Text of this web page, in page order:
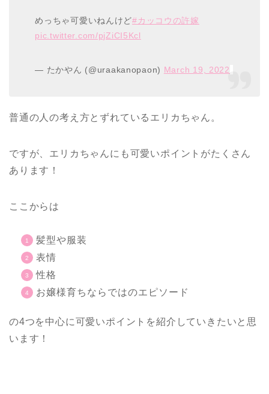
めっちゃ可愛いねんけど#カッコウの許嫁
pic.twitter.com/pjZiCI5Kcl
— たかやん (@uraakanopaon) March 19, 2022
普通の人の考え方とずれているエリカちゃん。
ですが、エリカちゃんにも可愛いポイントがたくさん
あります！
ここからは
髪型や服装
表情
性格
お嬢様育ちならではのエピソード
の4つを中心に可愛いポイントを紹介していきたいと思
います！